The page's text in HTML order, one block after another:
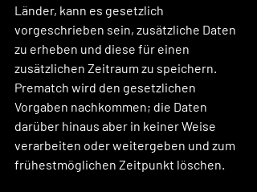
Länder, kann es gesetzlich
vorgeschrieben sein, zusätzliche Daten
zu erheben und diese für einen
zusätzlichen Zeitraum zu speichern.
Prematch wird den gesetzlichen
Vorgaben nachkommen; die Daten
darüber hinaus aber in keiner Weise
verarbeiten oder weitergeben und zum
frühestmöglichen Zeitpunkt löschen.